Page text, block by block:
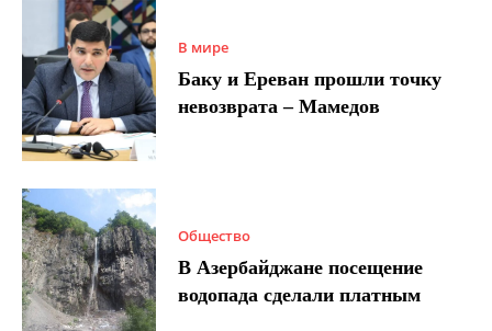
В мире
Баку и Ереван прошли точку
невозврата – Мамедов
Общество
В Азербайджане посещение
водопада сделали платным